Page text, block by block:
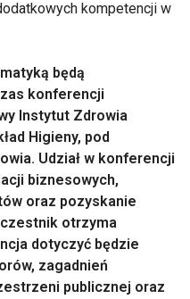
kompetencji w
będą
konferencji
Instytut Zdrowia
Higieny, pod
Udział w konferencji
biznesowych,
oraz pozyskanie
otrzyma
dotyczyć będzie
zagadnień
publicznej oraz